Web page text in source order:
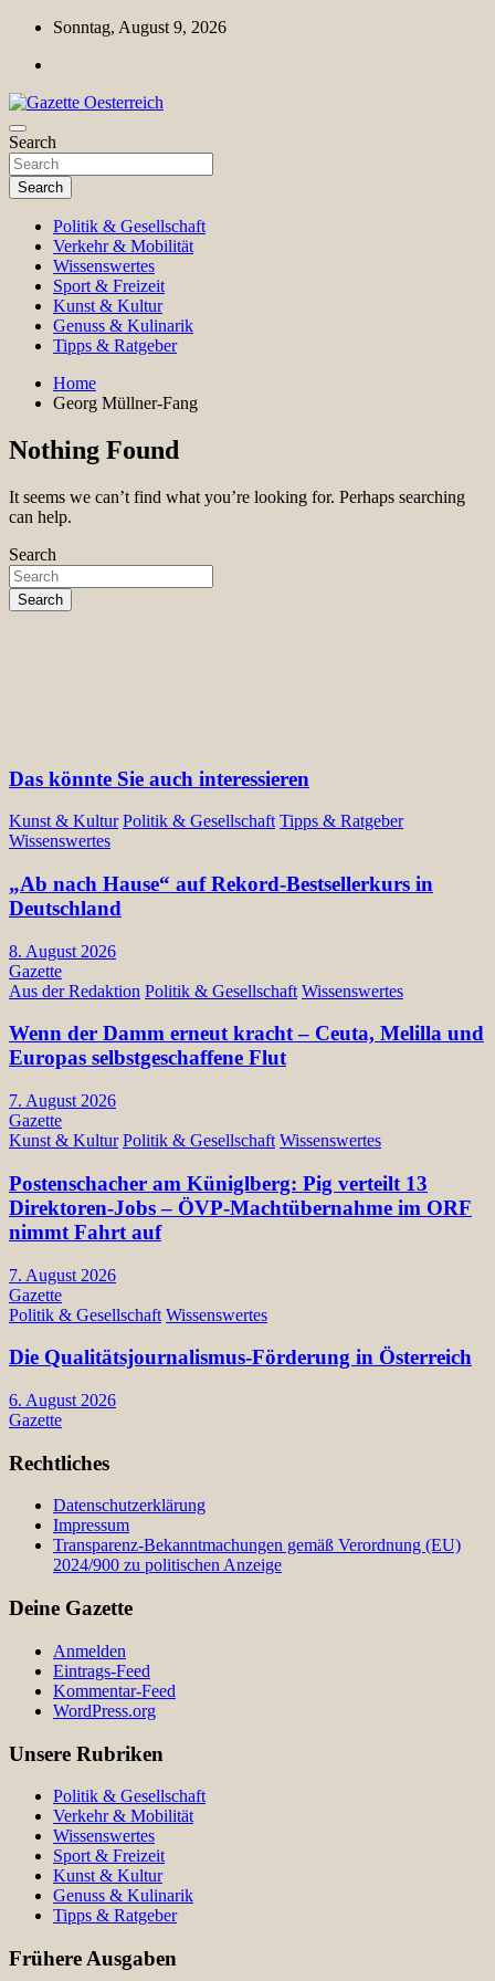
Skip
content
Sonntag, August 9, 2026
Gazette Oesterreich
Magazin für Freizeit, Politik, Kultur & Wissenschaft
Search
Search
Politik & Gesellschaft
Verkehr & Mobilität
Wissenswertes
Sport & Freizeit
Kunst & Kultur
Genuss & Kulinarik
Tipps & Ratgeber
Home
Georg Müllner-Fang
Nothing Found
It seems we can’t find what you’re looking for. Perhaps searching
can help.
Search
Search
Das könnte Sie auch interessieren
Kunst & Kultur Politik & Gesellschaft Tipps & Ratgeber
Wissenswertes
„Ab nach Hause“ auf Rekord-Bestsellerkurs in
Deutschland
8. August 2026
Gazette
Aus der Redaktion Politik & Gesellschaft Wissenswertes
Wenn der Damm erneut kracht – Ceuta, Melilla und
Europas selbstgeschaffene Flut
7. August 2026
Gazette
Kunst & Kultur Politik & Gesellschaft Wissenswertes
Postenschacher am Küniglberg: Pig verteilt 13
Direktoren-Jobs – ÖVP-Machtübernahme im ORF
nimmt Fahrt auf
7. August 2026
Gazette
Politik & Gesellschaft Wissenswertes
Die Qualitätsjournalismus-Förderung in Österreich
6. August 2026
Gazette
Rechtliches
Datenschutzerklärung
Impressum
Transparenz-Bekanntmachungen gemäß Verordnung (EU)
2024/900 zu politischen Anzeige
Deine Gazette
Anmelden
Eintrags-Feed
Kommentar-Feed
WordPress.org
Unsere Rubriken
Politik & Gesellschaft
Verkehr & Mobilität
Wissenswertes
Sport & Freizeit
Kunst & Kultur
Genuss & Kulinarik
Tipps & Ratgeber
Frühere Ausgaben